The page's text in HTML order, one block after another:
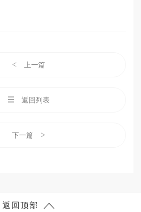
< 上一篇
返回列表
下一篇 >
返回顶部